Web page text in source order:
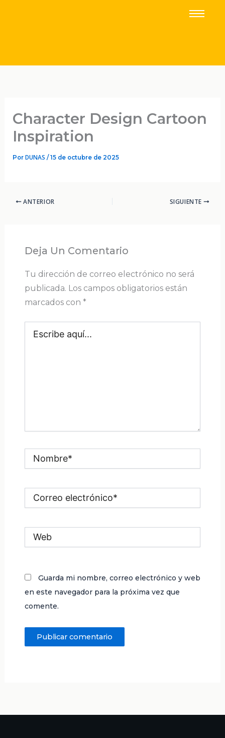
Character Design Cartoon
Inspiration
Por DUNAS / 15 de octubre de 2025
ANTERIOR SIGUIENTE
Deja Un Comentario
Tu dirección de correo electrónico no será
publicada. Los campos obligatorios están
marcados con *
aquí...
Correo
electrónico*
Guarda mi nombre, correo electrónico y web
en este navegador para la próxima vez que
comente.